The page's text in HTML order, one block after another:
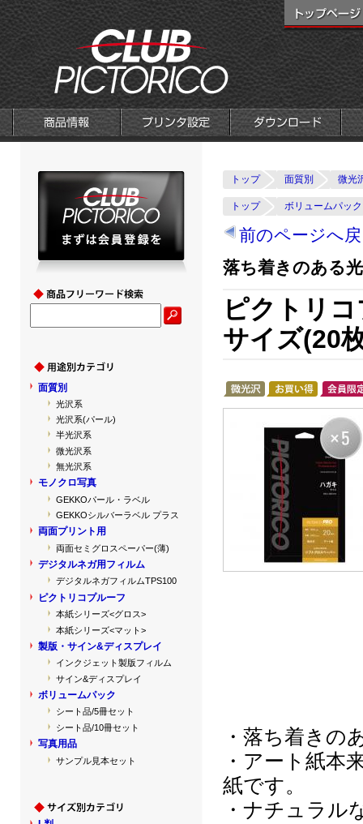
トップ 面質別 微光
トップ ボリュームパック
前のページへ
落ち着きのある
ピクトリ
サイズ(20
・落ち着きの
・アート紙本
紙です。
・ナチュラル
面質別
光沢系
光沢系(パール)
半光沢系
微光沢系
無光沢系
モノクロ写真
GEKKOパール・ラベル
GEKKOシルバーラベル プラス
両面プリント用
両面セミグロスペーパー(薄)
デジタルネガ用フィルム
デジタルネガフィルムTPS100
ピクトリコプルーフ
本紙シリーズ<グロス>
本紙シリーズ<マット>
製版・サイン&ディスプレイ
インクジェット製版フィルム
サイン&ディスプレイ
ボリュームパック
シート品/5冊セット
シート品/10冊セット
写真用品
サンプル見本セット